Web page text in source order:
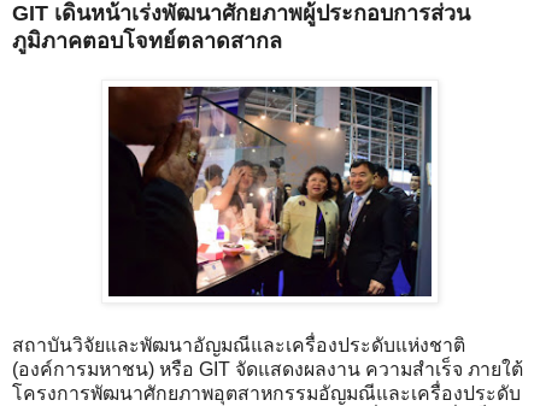
GIT เดินหน้าเร่งพัฒนาศักยภาพผู้ประกอบการส่วน
ภูมิภาคตอบโจทย์ตลาดสากล
สถาบันวิจัยและพัฒนาอัญมณีและเครื่องประดับแห่งชาติ
(องค์การมหาชน) หรือ GIT จัดแสดงผลงาน ความสำเร็จ ภายใต้
โครงการพัฒนาศักยภาพอุตสาหกรรมอัญมณีและเครื่องประดับ